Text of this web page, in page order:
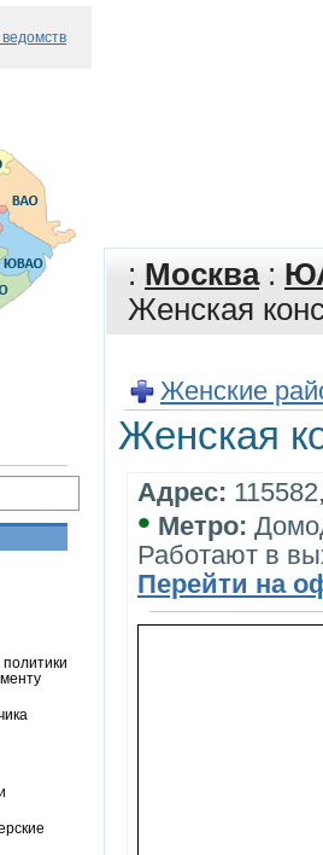
: Москва:
Женская
Женские
Женская
Адрес:
• Метро:
Работают в
Перейти на